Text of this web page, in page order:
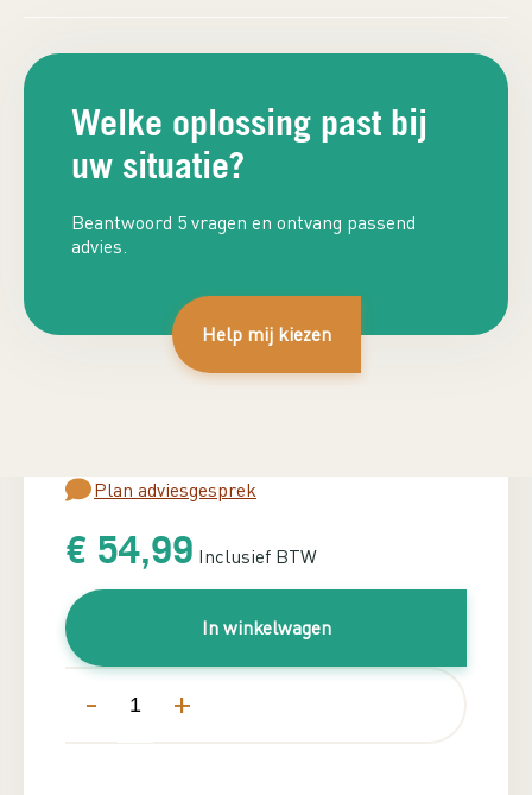
Welke oplossing past bij
uw situatie?
Beantwoord 5 vragen en ontvang passend
advies.
Help mij kiezen
RT520
Plan adviesgesprek
€ 54,99 Inclusief BTW
In winkelwagen
- +